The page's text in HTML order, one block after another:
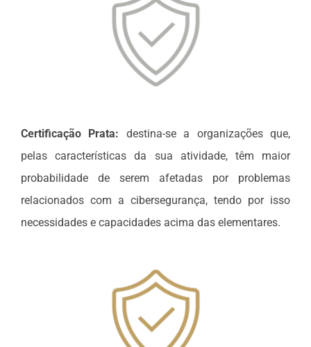
Certificação Prata: destina-se a organizações que,
pelas características da sua atividade, têm maior
probabilidade de serem afetadas por problemas
relacionados com a cibersegurança, tendo por isso
necessidades e capacidades acima das elementares.